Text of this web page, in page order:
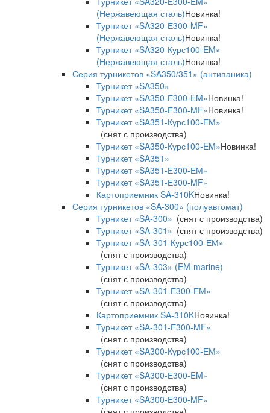
(Нержавеющая сталь)Новинка!
Турникет «SA320-Е300-MF»
(Нержавеющая сталь)Новинка!
Турникет «SA320-Курс100-EM»
(Нержавеющая сталь)Новинка!
Серия турникетов «SA350/351» (антипаника)
Турникет «SA350»
Турникет «SA350-Е300-EM»Новинка!
Турникет «SA350-Е300-MF»Новинка!
Турникет «SA351-Курс100-ЕМ»
(снят с производства)
Турникет «SA350-Курс100-EM»Новинка!
Турникет «SA351»
Турникет «SA351-Е300-ЕМ»
Турникет «SA351-Е300-MF»
Картоприемник SA-310KНовинка!
Серия турникетов «SA-300» (полуавтомат)
Турникет «SA-300» (снят с производства)
Турникет «SA-301» (снят с производства)
Турникет «SA-301-Курс100-ЕМ»
(снят с производства)
Турникет «SA-303» (EM-marine)
(снят с производства)
Турникет «SA-301-Е300-ЕМ»
(снят с производства)
Картоприемник SA-310KНовинка!
Турникет «SA-301-Е300-MF»
(снят с производства)
Турникет «SA300-Курс100-ЕМ»
(снят с производства)
Турникет «SA300-Е300-EM»
(снят с производства)
Турникет «SA300-Е300-MF»